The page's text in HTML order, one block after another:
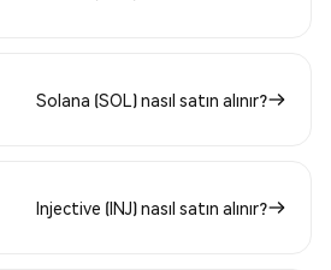
Solana (SOL) nasıl satın alınır?
Injective (INJ) nasıl satın alınır?